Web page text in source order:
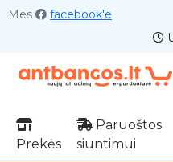
Mes facebook'e
Prekės
Paruoštos
siuntimui